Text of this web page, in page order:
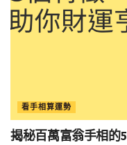
看手相算運勢
揭秘百萬富翁手相的